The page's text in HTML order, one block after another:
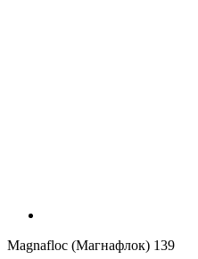
Magnafloc (Магнафлок) 139